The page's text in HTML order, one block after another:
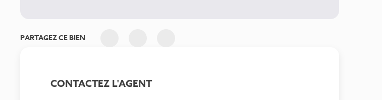
PARTAGEZ CE BIEN
CONTACTEZ L'AGENT